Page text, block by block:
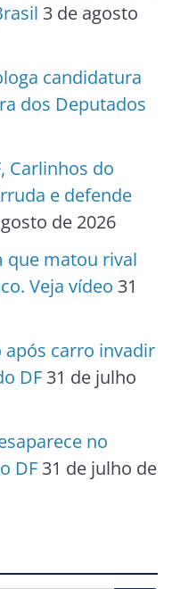
3 de agosto
candidatura
dos Deputados
Carlinhos do
e defende
de 2026
que matou rival
Veja vídeo 31
carro invadir
DF 31 de julho
no
DF 31 de julho de